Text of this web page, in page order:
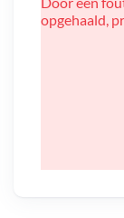
opgehaald,